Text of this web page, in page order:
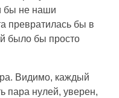
бы не наши
превратилась бы в
было бы просто
Видимо, каждый
пара нулей, уверен,